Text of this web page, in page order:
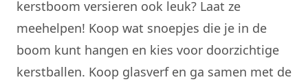
kerstboom versieren ook leuk? Laat ze
meehelpen! Koop wat snoepjes die je in de
boom kunt hangen en kies voor doorzichtige
kerstballen. Koop glasverf en ga samen met de